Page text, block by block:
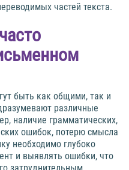
частей текста.
быть как общими, так и
различные
наличие грамматических,
ошибок, потерю смысла
необходимо глубоко
и выявлять ошибки, что